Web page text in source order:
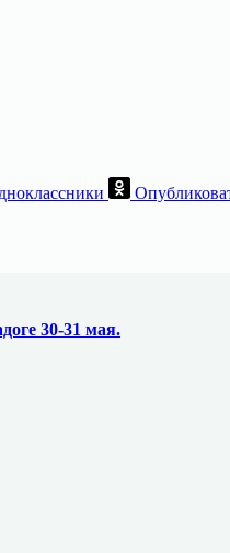
30-31 мая.